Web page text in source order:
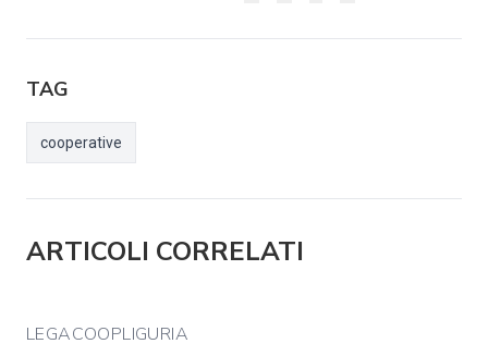
TAG
cooperative
ARTICOLI CORRELATI
LEGACOOPLIGURIA